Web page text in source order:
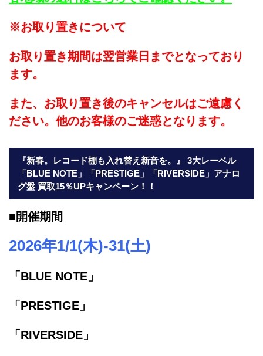
※お取り置きについて
お取り置き期間は翌営業日までとなっており
ます。
また、お取り置き後のキャンセルはご遠慮く
ださい。他のお客様のご迷惑となります。
『新春。レコード棚も入れ替え新音を。』 3大レーベル
「BLUE NOTE」「PRESTIGE」「RIVERSIDE」アナロ
グ盤 買取15％UPキャンペーン！！
■開催期間
2026年1/1(木)-31(土)
「BLUE NOTE」
「PRESTIGE」
「RIVERSIDE」